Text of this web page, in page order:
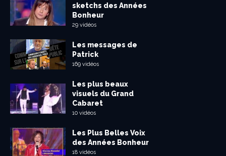
sketchs des Années
Bonheur
29 vidéos
Les messages de
Patrick
169 vidéos
Les plus beaux
visuels du Grand
Cabaret
10 vidéos
Les Plus Belles Voix
des Années Bonheur
18 vidéos